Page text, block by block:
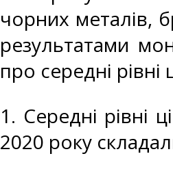
чорних металів,
результатами
про середні
1. Середні рівні
2020 року